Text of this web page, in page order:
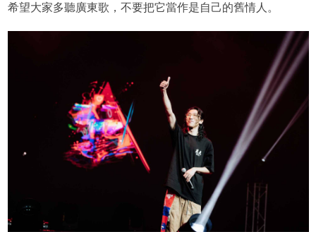
希望大家多聽廣東歌，不要把它當作是自己的舊情人。